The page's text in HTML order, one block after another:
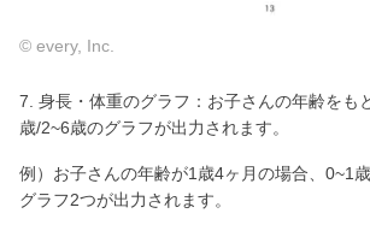
© every, Inc.
7. 身長・体重のグラフ：お子さんの年齢をも
歳/2~6歳のグラフが出力されます。
例）お子さんの年齢が1歳4ヶ月の場合、0~1
グラフ2つが出力されます。